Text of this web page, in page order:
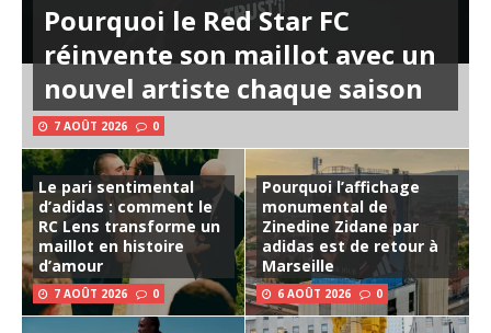
Pourquoi le Red Star FC
réinvente son maillot avec un
nouvel artiste chaque saison
7 AOÛT 2026 0
Le pari sentimental
d’adidas : comment le
RC Lens transforme un
maillot en histoire
d’amour
7 AOÛT 2026 0
Pourquoi l’affichage
monumental de
Zinedine Zidane par
adidas est de retour à
Marseille
6 AOÛT 2026 0